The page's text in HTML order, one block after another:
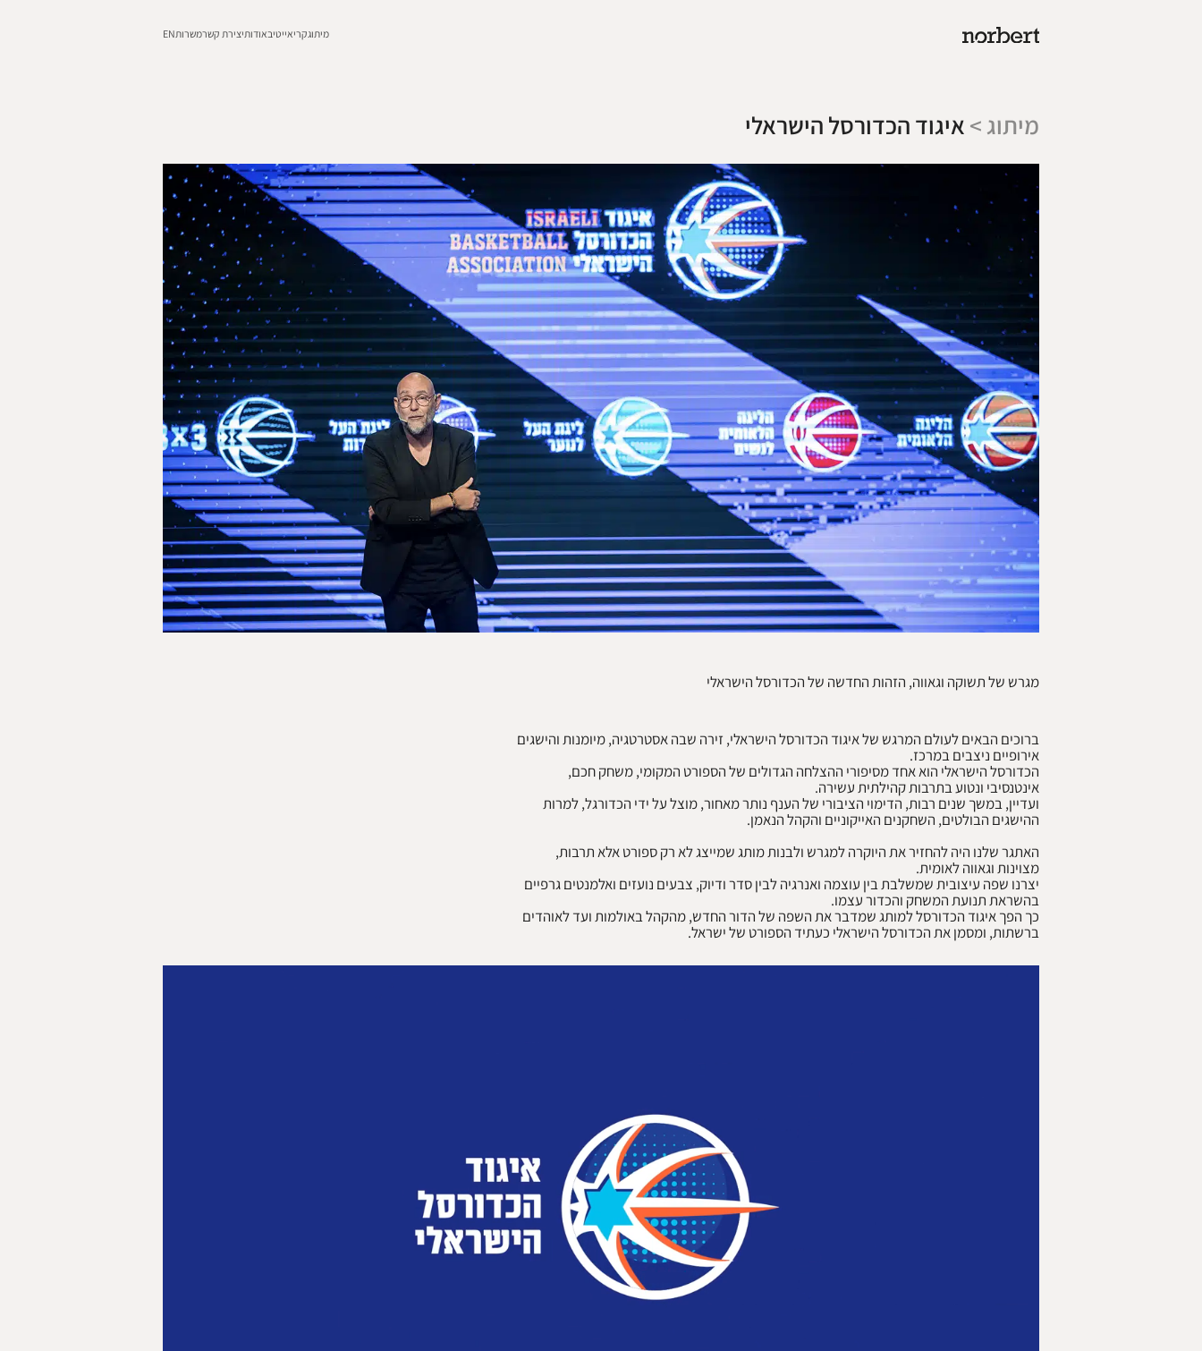
מיתוגקריאייטיבאודותיצירת קשרמשרותEN
מיתוג >איגוד הכדורסל הישראלי
מגרש של תשוקה וגאווה, הזהות החדשה של הכדורסל הישראלי
ברוכים הבאים לעולם המרגש של איגוד הכדורסל הישראלי, זירה שבה אסטרטגיה, מיומנות והישגים
הכדורסל הישראלי הוא אחד מסיפורי ההצלחה הגדולים של הספורט המקומי, משחק חכם,
ועדיין, במשך שנים רבות, הדימוי הציבורי של הענף נותר מאחור, מוצל על ידי הכדורגל, למרות
האתגר שלנו היה להחזיר את היוקרה למגרש ולבנות מותג שמייצג לא רק ספורט אלא תרבות,
יצרנו שפה עיצובית שמשלבת בין עוצמה ואנרגיה לבין סדר ודיוק, צבעים נועזים ואלמנטים גרפיים
כך הפך איגוד הכדורסל למותג שמדבר את השפה של הדור החדש, מהקהל באולמות ועד לאוהדים
ברשתות, ומסמן את הכדורסל הישראלי כעתיד הספורט של ישראל.